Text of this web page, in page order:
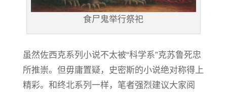
食尸鬼举行祭祀
虽然佐西克系列小说不太被“科学系”克苏鲁死忠
所推崇。但毋庸置疑，史密斯的小说绝对称得上
精彩。和终北系列一样，笔者强烈建议大家阅